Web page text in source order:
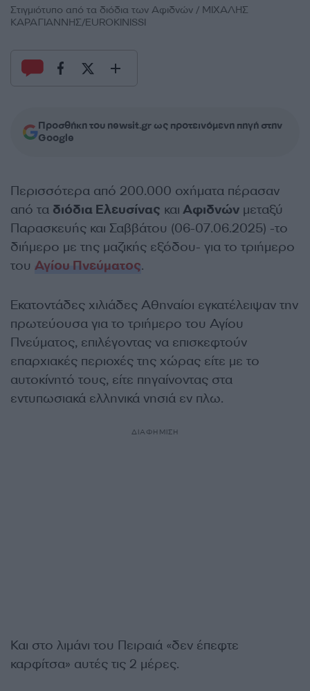
Στιγμιότυπο από τα διόδια των Αφιδνών / ΜΙΧΑΛΗΣ
ΚΑΡΑΓΙΑΝΝΗΣ/EUROKINISSI
Προσθήκη του newsit.gr ως προτεινόμενη πηγή στην
Google
Περισσότερα από 200.000 οχήματα πέρασαν
από τα διόδια Ελευσίνας και Αφιδνών μεταξύ
Παρασκευής και Σαββάτου (06-07.06.2025) -το
διήμερο με της μαζικής εξόδου- για το τριήμερο
του Αγίου Πνεύματος.
Εκατοντάδες χιλιάδες Αθηναίοι εγκατέλειψαν την
πρωτεύουσα για το τριήμερο του Αγίου
Πνεύματος, επιλέγοντας να επισκεφτούν
επαρχιακές περιοχές της χώρας είτε με το
αυτοκίνητό τους, είτε πηγαίνοντας στα
εντυπωσιακά ελληνικά νησιά εν πλω.
ΔΙΑΦΗΜΙΣΗ
Και στο λιμάνι του Πειραιά «δεν έπεφτε
καρφίτσα» αυτές τις 2 μέρες.